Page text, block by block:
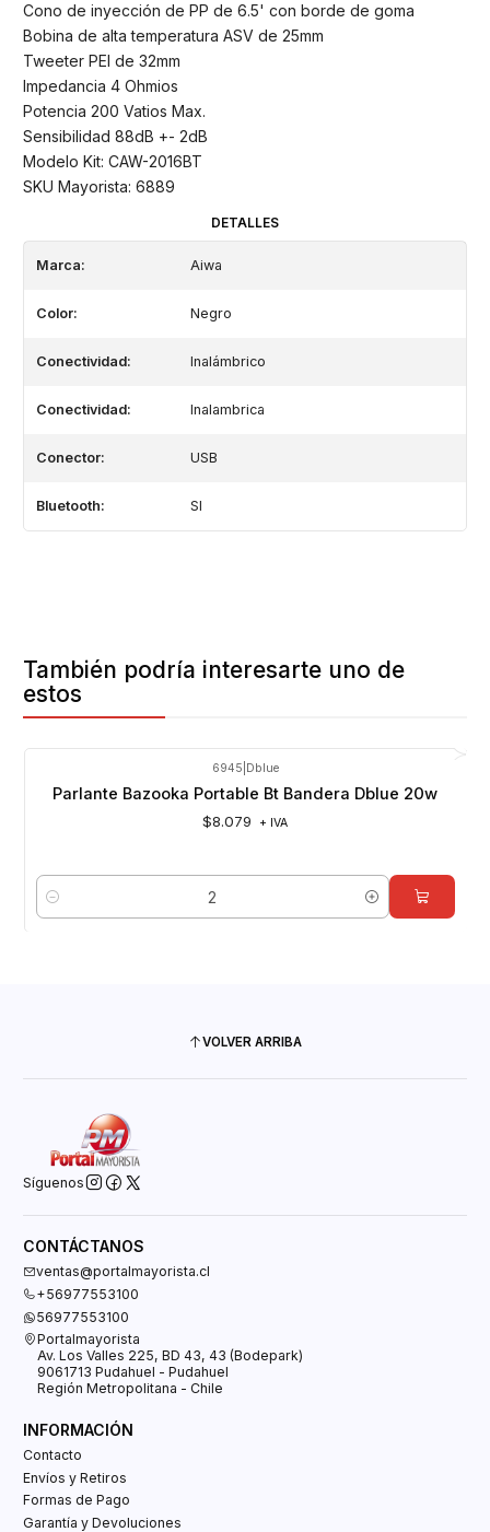
Cono de inyección de PP de 6.5' con borde de goma
Bobina de alta temperatura ASV de 25mm
Tweeter PEI de 32mm
Impedancia 4 Ohmios
Potencia 200 Vatios Max.
Sensibilidad 88dB +- 2dB
Modelo Kit: CAW-2016BT
SKU Mayorista: 6889
DETALLES
Marca: Aiwa
Color: Negro
Conectividad: Inalámbrico
Conectividad: Inalambrica
Conector: USB
Bluetooth: SI
También podría interesarte uno de
estos
6945 Dblue
Parlante Bazooka Portable Bt Bandera Dblue 20w
$8.079 + IVA
Cantidad
VOLVER ARRIBA
Síguenos
CONTÁCTANOS
ventas@portalmayorista.cl
+56977553100
56977553100
Portalmayorista
Av. Los Valles 225, BD 43, 43 (Bodepark)
9061713 Pudahuel - Pudahuel
Región Metropolitana - Chile
INFORMACIÓN
Contacto
Envíos y Retiros
Formas de Pago
Garantía y Devoluciones